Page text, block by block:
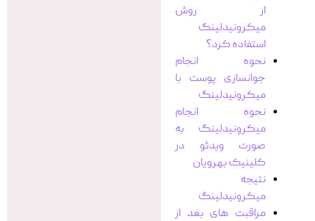
از روش
میکرونیدلینگ
استفاده کرد؟
نحوه انجام
جوانسازی پوست با
میکرونیدلینگ
نحوه انجام
میکرونیدلینگ به
صورت ویدئو در
کلینیک بهرویان
نتیجه
میکرونیدلینگ
مراقبت های بعد از